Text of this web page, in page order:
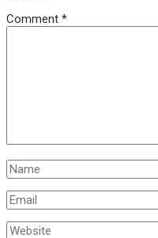
Comment *